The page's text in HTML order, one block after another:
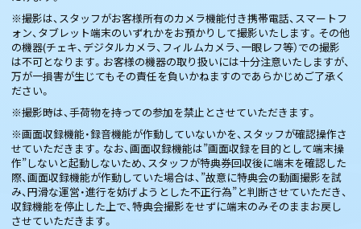
※撮影は、スタッフがお客様所有のカメラ機能付き携帯電話、スマートフ
ォン、タブレット端末のいずれかをお預かりして撮影いたします。その他
の機器(チェキ、デジタルカメラ、フィルムカメラ、一眼レフ等）での撮影
は不可となります。お客様の機器の取り扱いには十分注意いたしますが、
万が一損害が生じてもその責任を負いかねますのであらかじめご了承く
ださい。
※撮影時は、手荷物を持っての参加を禁止とさせていただきます。
※画面収録機能・録音機能が作動していないかを、スタッフが確認操作さ
せていただきます。なお、画面収録機能は”画面収録を目的として端末操
作”しないと起動しないため、スタッフが特典券回収後に端末を確認した
際、画面収録機能が作動していた場合は、”故意に特典会の動画撮影を試
み、円滑な運営・進行を妨げようとした不正行為”と判断させていただき、
収録機能を停止した上で、特典会撮影をせずに端末のみそのままお戻し
させていただきます。